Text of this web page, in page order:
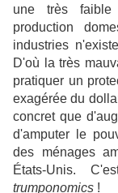
une très faible
production
industries
D'où la très
pratiquer un
exagérée du
concret que
d'amputer le
des ménages
États-Unis.
trumponomics !